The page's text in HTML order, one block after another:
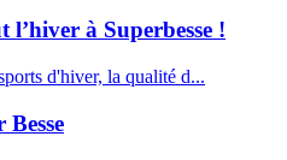
à Superbesse !
d'hiver, la qualité d...